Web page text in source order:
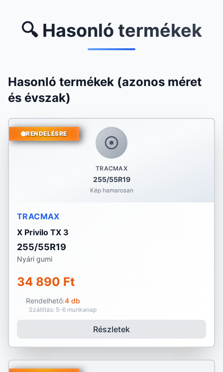
🔍 Hasonló termékek
Hasonló termékek (azonos méret
és évszak)
TRACMAX
255/55R19
Kép hamarosan
RENDELÉSRE
TRACMAX
X Privilo TX 3
255/55R19
Nyári gumi
34 890 Ft
Rendelhető:4 db
Szállítás: 5-6 munkanap
Részletek